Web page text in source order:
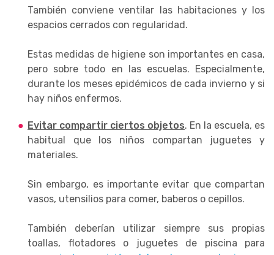
También conviene ventilar las habitaciones y los
espacios cerrados con regularidad.
Estas medidas de higiene son importantes en casa,
pero sobre todo en las escuelas. Especialmente,
durante los meses epidémicos de cada invierno y si
hay niños enfermos.
Evitar compartir ciertos objetos. En la escuela, es
habitual que los niños compartan juguetes y
materiales.
Sin embargo, es importante evitar que compartan
vasos, utensilios para comer, baberos o cepillos.
También deberían utilizar siempre sus propias
toallas, flotadores o juguetes de piscina para